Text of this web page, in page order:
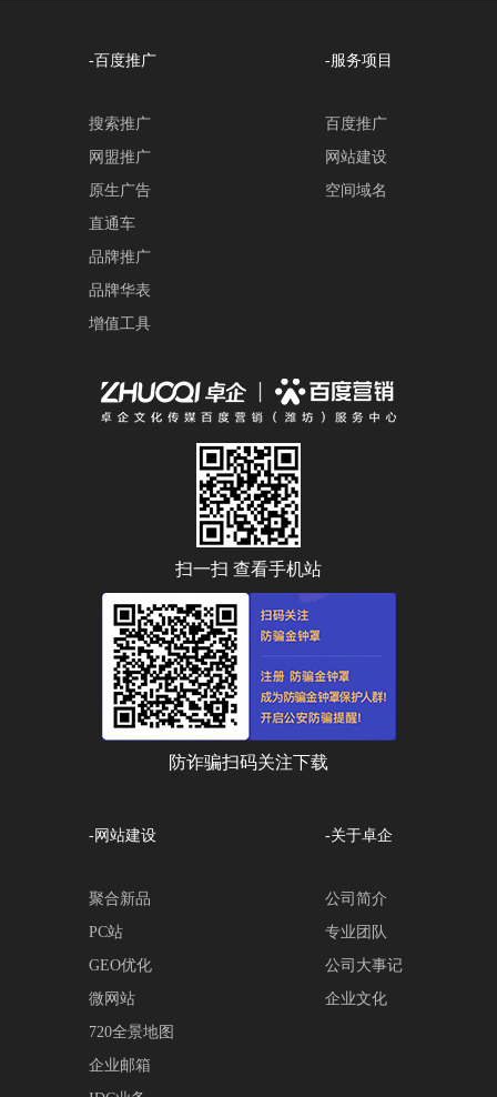
-百度推广
搜索推广
网盟推广
原生广告
直通车
品牌推广
品牌华表
增值工具
-服务项目
百度推广
网站建设
空间域名
扫一扫 查看手机站
防诈骗扫码关注下载
-网站建设
聚合新品
PC站
GEO优化
微网站
720全景地图
企业邮箱
-关于卓企
公司简介
专业团队
公司大事记
企业文化